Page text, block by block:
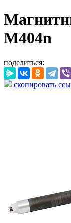
M404n
поделиться:
скопировать